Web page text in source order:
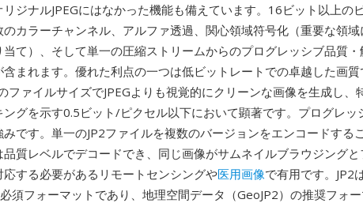
ジナルJPEGにはなかった機能も備えています。16ビット以上の
カラーチャンネル、アルファ透過、関心領域符号化（重要な領
当て）、そして単一の圧縮ストリームからのプログレッシブ品質
含まれます。優れた利点の一つは低ビットレートでの卓越した画
ファイルサイズでJPEGよりも視覚的にクリーンな画像を生成し、
グを示す0.5ビット/ピクセル以下において顕著です。プログレッ
です。単一のJP2ファイルを複数のバージョンをエンコードする
質レベルでデコードでき、同じ画像がサムネイルブラウジング
する必要があるリモートセンシングや医用画像で有用です。JP2
須フォーマットであり、地理空間データ（GeoJP2）の推奨フォ